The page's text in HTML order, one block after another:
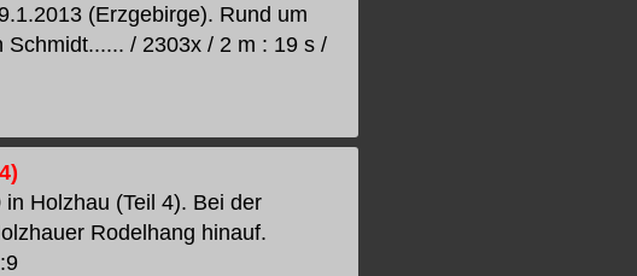
(Erzgebirge). Rund um
/ 2303x / 2 m : 19 s /
Holzhau (Teil 4). Bei der
Rodelhang hinauf.